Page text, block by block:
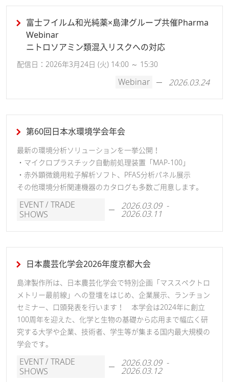
富士フイルム和光純薬×島津グループ共催Pharma
Webinar
ニトロソアミン類混入リスクへの対応
配信日：2026年3月24日 (火) 14:00 ～ 15:30
Webinar 2026.03.24
第60回日本水環境学会年会
最新の環境分析ソリューションを一挙公開！
・マイクロプラスチック自動前処理装置「MAP-100」
・赤外顕微鏡用粒子解析ソフト、PFAS分析パネル展示
その他環境分析関連機器のカタログも多数ご用意します。
EVENT / TRADE
SHOWS
2026.03.09 -
2026.03.11
日本農芸化学会2026年度京都大会
島津製作所は、日本農芸化学会で特別企画「マススペクトロ
メトリー最前線」への登壇をはじめ、企業展示、ランチョン
セミナー、口頭発表を行います！ 本学会は2024年に創立
100周年を迎えた、化学と生物の基礎から応用まで幅広く研
究する大学や企業、技術者、学生等が集まる国内最大規模の
学会です。
EVENT / TRADE
SHOWS
2026.03.09 -
2026.03.12